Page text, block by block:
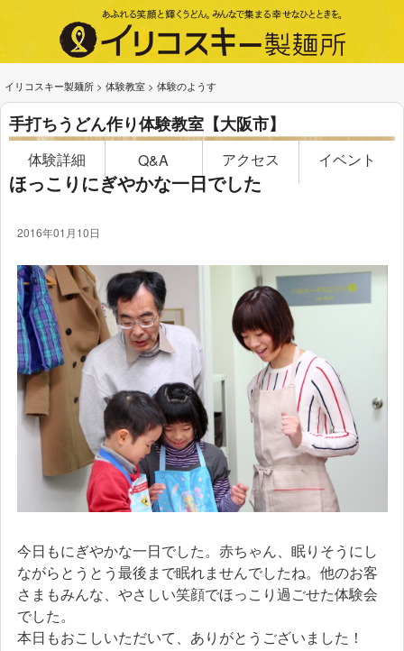
イリコスキー製麺所 > 体験教室 > 体験のようす
手打ちうどん作り体験教室【大阪市】
体験詳細 Q&A アクセス イベント
ほっこりにぎやかな一日でした
2016年01月10日
今日もにぎやかな一日でした。赤ちゃん、眠りそうにし
ながらとうとう最後まで眠れませんでしたね。他のお客
さまもみんな、やさしい笑顔でほっこり過ごせた体験会
でした。
本日もおこしいただいて、ありがとうございました！